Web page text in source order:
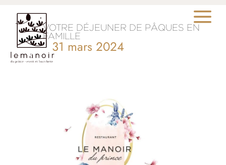
a
VOTRE DÉJEUNER DE PÂQUES EN
FAMILLE
31 mars 2024